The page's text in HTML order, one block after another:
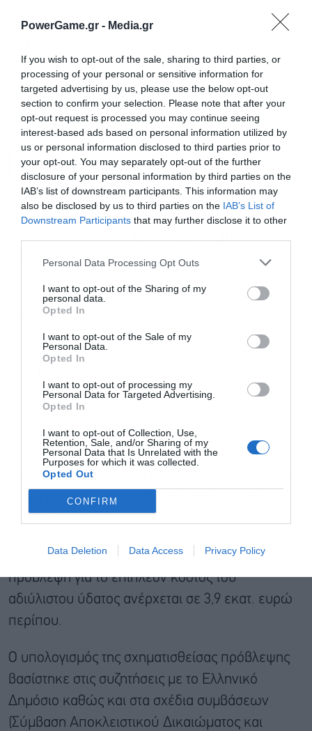
PowerGame.gr - Media.gr
If you wish to opt-out of the sale, sharing to third parties, or
processing of your personal or sensitive information for
targeted advertising by us, please use the below opt-out
section to confirm your selection. Please note that after your
opt-out request is processed you may continue seeing
interest-based ads based on personal information utilized by
us or personal information disclosed to third parties prior to
your opt-out. You may separately opt-out of the further
disclosure of your personal information by third parties on the
IAB’s list of downstream participants. This information may
also be disclosed by us to third parties on the IAB’s List of
Downstream Participants that may further disclose it to other
Personal Data Processing Opt Outs
I want to opt-out of the Sharing of my
personal data.
Opted In
I want to opt-out of the Sale of my
Personal Data.
Opted In
I want to opt-out of processing my
Personal Data for Targeted Advertising.
Opted In
I want to opt-out of Collection, Use,
Retention, Sale, and/or Sharing of my
Personal Data that Is Unrelated with the
Purposes for which it was collected.
Opted Out
CONFIRM
Data Deletion Data Access Privacy Policy
διαμορφώθηκε στο 11% από 12% το πρώτο
Κατά το πρώτο εξάμηνο του 2021 τα κέρδη προ
φόρων διαμορφώθηκαν στα 23,9 εκατ. ευρώ
από 24 εκατ. ευρώ το πρώτο εξάμηνο του 2020.
Μείωση κερδών κατά 32%
Τα μετά από φόρουςκέρδη υποχώρησαν στα 9,7
εκατ. ευρώ
από 14,3 εκατ. ευρώ το πρώτο
τάξης του 32% .
Το καθαρό περιθώριο κέρδους διαμορφώθηκε
στο 6,2% από 9,1% κατά το α΄ εξάμηνο του 2020.
Οι Λειτουργικές Ταμιακές Ροές διαμορφώθηκαν
αντίστοιχο εξάμηνο του 2020.
Οι Επενδυτικές Ταμιακές Ροές ήταν αρνητικές
στα -8.6 εκατ. ευρώ (εξαιτίας των αγορών
ενσωμάτων ακινητοποιήσεων ύψους -13,5 εκατ.
ευρώ και των εισπραχθέντων τόκων ύψους
Την τρέχουσα περίοδο η σχηματισθείσα
πρόβλεψη για το επιπλέον κόστος του
αδιύλιστου ύδατος ανέρχεται σε 3,9 εκατ. ευρώ
περίπου.
Ο υπολογισμός της σχηματισθείσας πρόβλεψης
βασίστηκε στις συζητήσεις με το Ελληνικό
Δημόσιο καθώς και στα σχέδια συμβάσεων
(Σύμβαση Αποκλειστικού Δικαιώματος και